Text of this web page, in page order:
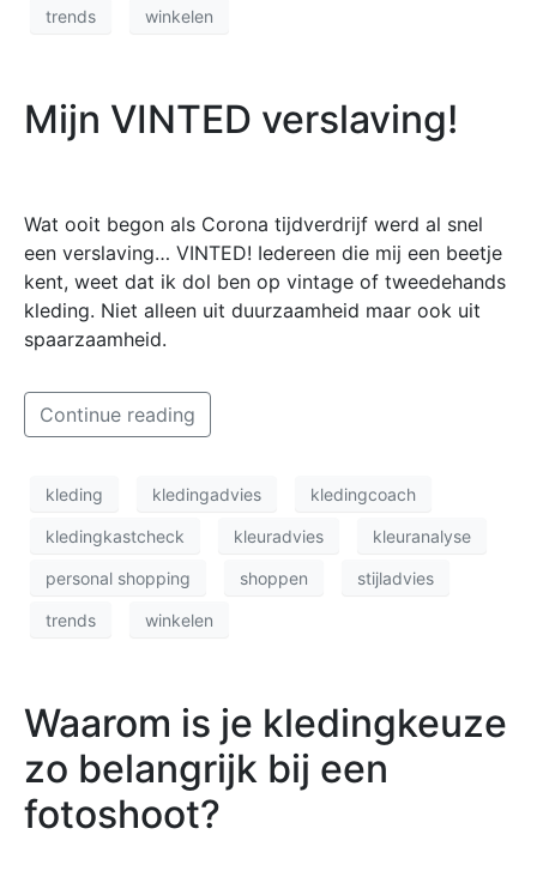
trends winkelen
Mijn VINTED verslaving!
Wat ooit begon als Corona tijdverdrijf werd al snel
een verslaving… VINTED! Iedereen die mij een beetje
kent, weet dat ik dol ben op vintage of tweedehands
kleding. Niet alleen uit duurzaamheid maar ook uit
spaarzaamheid.
Continue reading
kleding kledingadvies kledingcoach
kledingkastcheck kleuradvies kleuranalyse
personal shopping shoppen stijladvies
trends winkelen
Waarom is je kledingkeuze
zo belangrijk bij een
fotoshoot?